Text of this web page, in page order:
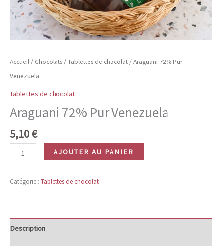
Accueil / Chocolats /Tablettes de chocolat / Araguani 72% Pur
Venezuela
Tablettes de chocolat
Araguani 72% Pur Venezuela
5,10€
quantité
de
Araguani
Venezuela
AJOUTER AU PANIER
Catégorie : Tablettes de chocolat
Description